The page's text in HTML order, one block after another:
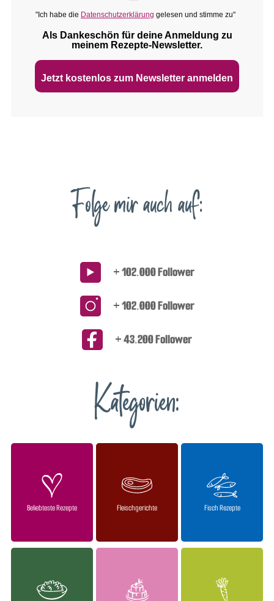
"Ich habe die Datenschutzerklärung gelesen und stimme zu"
Als Dankeschön für deine Anmeldung zu
meinem Rezepte‑Newsletter.
Jetzt kostenlos zum Newsletter anmelden
Folge mir auch auf:
+ 102.000 Follower
+ 102.000 Follower
+ 43.200 Follower
Kategorien:
Beliebteste Rezepte Fleischgerichte Fisch Rezepte